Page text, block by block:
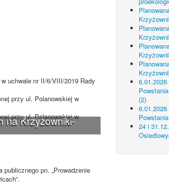
na Krzyżowniki-
uchwale nr II/6/VIII/2019 Rady
przy ul. Polanowskiej w
przy ul. Polanowskiej w
pn. „Prowadzenie
(2)
24 i